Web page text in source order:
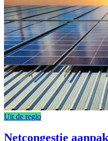
Uit de regio
Netcongestie